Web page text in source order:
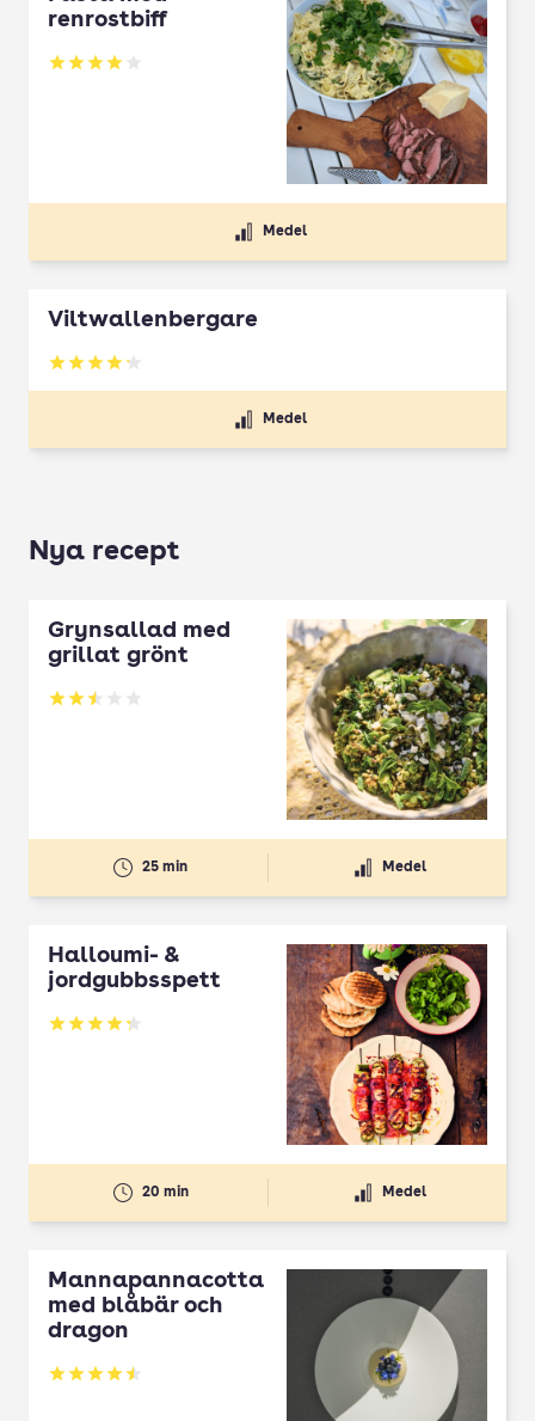
renrostbiff
Betyg: 4.08 av 5
Medel
Viltwallenbergare
Betyg: 4.2 av 5
Medel
Nya recept
Grynsallad med
grillat grönt
Betyg: 2.5 av 5
25 min Medel
Halloumi- &
jordgubbsspett
Betyg: 4.3 av 5
20 min Medel
Mannapannacotta
med blåbär och
dragon
Betyg: 4.5 av 5